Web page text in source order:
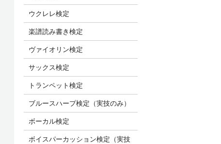
ウクレレ検定
楽譜読み書き検定
ヴァイオリン検定
サックス検定
トランペット検定
ブルースハープ検定（実技のみ）
ボーカル検定
ボイスパーカッション検定（実技